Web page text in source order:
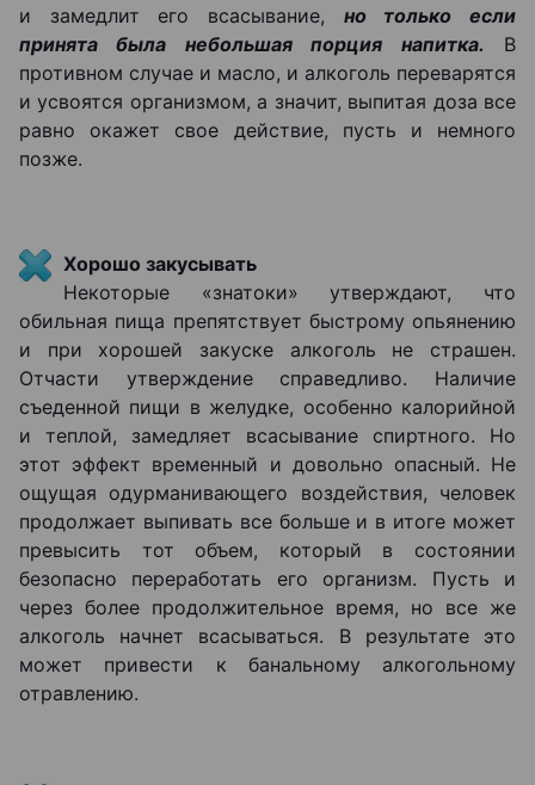
и замедлит его всасывание, но только если
принята была небольшая порция напитка. В
противном случае и масло, и алкоголь переварятся
и усвоятся организмом, а значит, выпитая доза все
равно окажет свое действие, пусть и немного
позже.
Хорошо закусывать
Некоторые «знатоки» утверждают, что
обильная пища препятствует быстрому опьянению
и при хорошей закуске алкоголь не страшен.
Отчасти утверждение справедливо. Наличие
съеденной пищи в желудке, особенно калорийной
и теплой, замедляет всасывание спиртного. Но
этот эффект временный и довольно опасный. Не
ощущая одурманивающего воздействия, человек
продолжает выпивать все больше и в итоге может
превысить тот объем, который в состоянии
безопасно переработать его организм. Пусть и
через более продолжительное время, но все же
алкоголь начнет всасываться. В результате это
может привести к банальному алкогольному
отравлению.